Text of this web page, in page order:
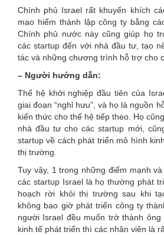
Chính phủ Israel rất khuyến khích
mạo hiểm thành lập công ty bằng
Chính phủ nước này cũng giúp họ
các startup đến với nhà đầu tư, tạo
tác và những chương trình hỗ trợ cho
– Người hướng dẫn:
Thế hệ khởi nghiệp đầu tiên của
giai đoạn “nghỉ hưu”, và họ là nguồn
kiến thức cho thế hệ tiếp theo. Họ
nhà đầu tư cho các startup mới,
startup về cách phát triển mô hình
thị trường.
Tuy vậy, 1 trong những điểm mạnh
các startup Israel là họ thường phát
hoạch rời khỏi thị trường sau khi
không bao giờ phát triển công ty
người Israel đều muốn trở thành ông
kinh tế phát triển thì các nhân viên là